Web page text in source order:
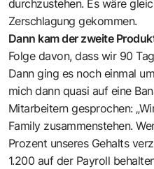
durchzustehen. Es wäre
Zerschlagung gekommen.
Dann kam der zweite
Folge davon, dass wir 90
Dann ging es noch einmal
mich dann quasi auf eine
Mitarbeitern gesprochen:
Family zusammenstehen.
Prozent unseres Gehalts
1.200 auf der Payroll